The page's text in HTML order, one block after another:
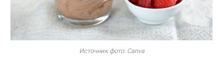
Источник фото: Canva